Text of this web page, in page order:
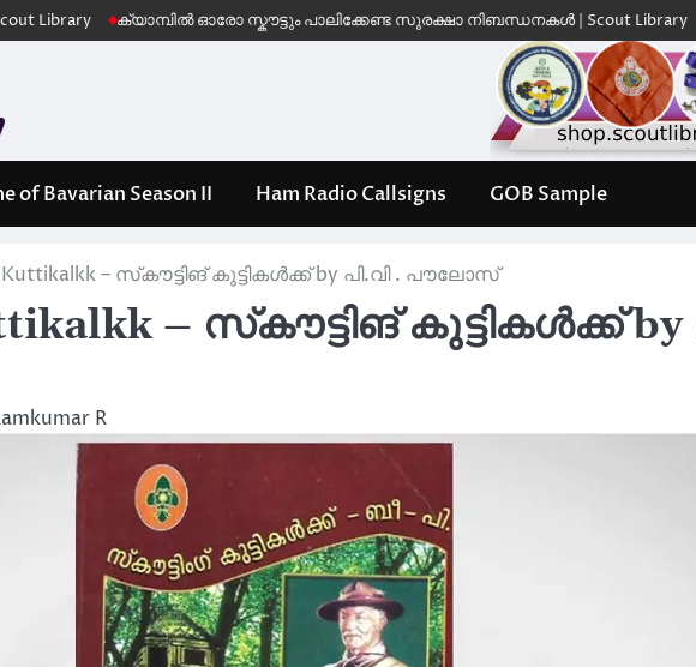
ക്യാമ്പിൽ ഓരോ സ്കൗട്ടും പാലിക്കേണ്ട സുരക്ഷാ നിബന്ധനകൾ | Scout Library
of Bavarian Season II Ham Radio Callsigns GOB Sample
Kuttikalkk – സ്‌കൗട്ടിങ് കുട്ടികൾക്ക് by പി.വി . പൗലോസ്
– സ്‌കൗട്ടിങ് കുട്ടികൾക്ക് by
R